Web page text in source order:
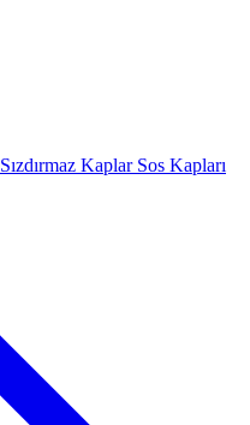
Sızdırmaz Kaplar Sos Kapları